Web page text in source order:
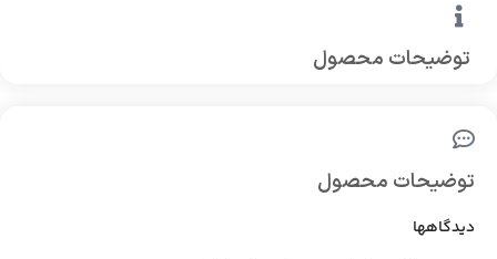
توضیحات محصول
توضیحات محصول
دیدگاهها